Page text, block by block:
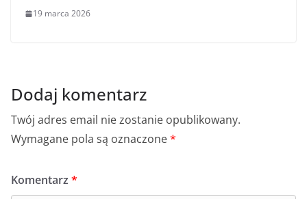
19 marca 2026
Dodaj komentarz
Twój adres email nie zostanie opublikowany.
Wymagane pola są oznaczone*
Komentarz *